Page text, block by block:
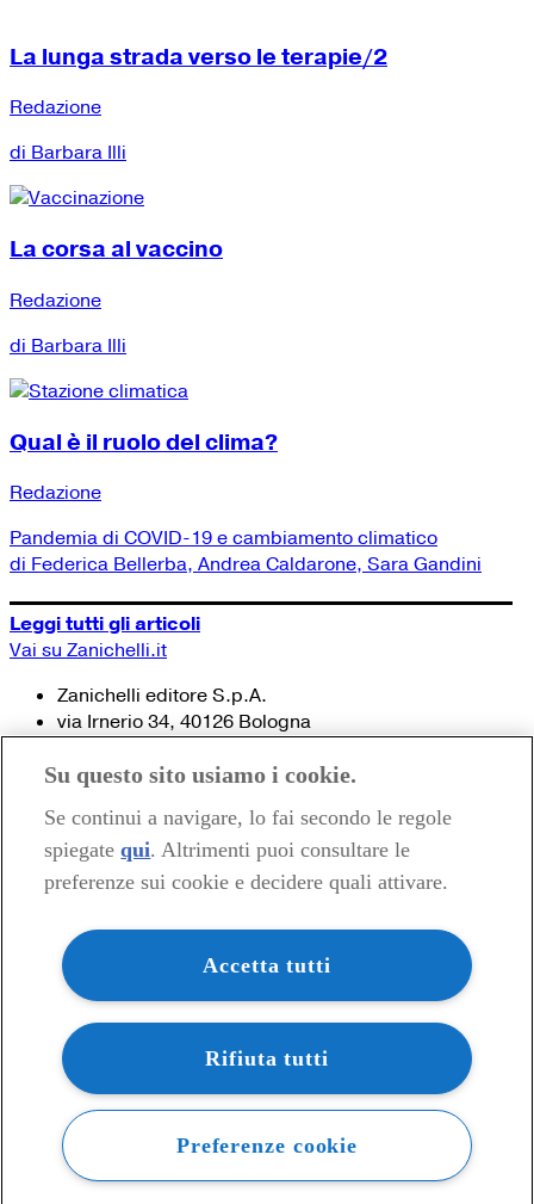
La lunga strada verso le terapie/2
Redazione
di Barbara Illi
La corsa al vaccino
Redazione
di Barbara Illi
Qual è il ruolo del clima?
Redazione
Pandemia di COVID-19 e cambiamento climatico
di Federica Bellerba, Andrea Caldarone, Sara Gandini
Leggi tutti gli articoli
Vai su Zanichelli.it
Zanichelli editore S.p.A.
via Irnerio 34, 40126 Bologna
Tel. 051- 293.111 / 245.024
© 2020 Zanichelli Editore spa
Contatti e recapiti
my.zanichelli.it
Filiali e agenzie
Acquisti: informazioni precontrattuali
Area stampa
Privacy
Su questo sito usiamo i cookie.
Se continui a navigare, lo fai secondo le regole
spiegate qui. Altrimenti puoi consultare le
preferenze sui cookie e decidere quali attivare.
Accetta tutti
Rifiuta tutti
Preferenze cookie